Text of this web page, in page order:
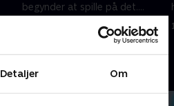
Detaljer Om
begynder at spille på det.
Masha kan selvfølgelig ikke
holde fingrene fra det.